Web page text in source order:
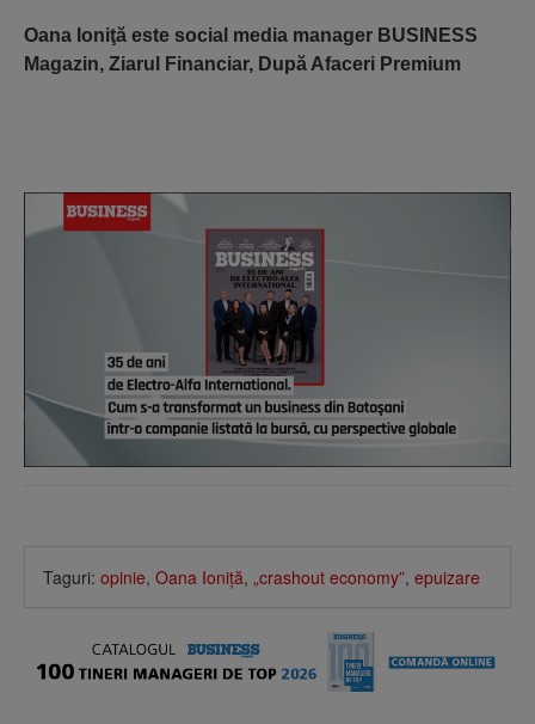
Oana Ioniţă este social media manager BUSINESS
Magazin, Ziarul Financiar, După Afaceri Premium
Taguri: opinie, Oana Ioniţă, „crashout economy”, epuizare